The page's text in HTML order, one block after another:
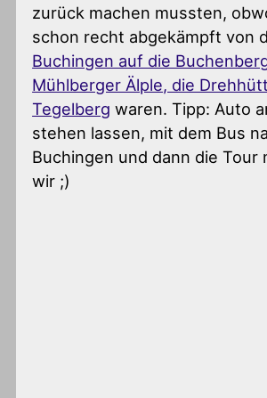
zurück machen mussten,
schon recht abgekämpft von
Buchingen auf die
Mühlberger Älple, die
Tegelberg waren. Tipp: Auto
stehen lassen, mit dem Bus
Buchingen und dann die Tour
wir ;)